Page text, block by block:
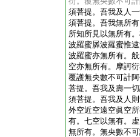
須菩提。吾我及人
須菩提。吾我無所
所知所見以無所有
波羅蜜羼波羅蜜惟
波羅蜜亦無所有。
空亦無所有。摩訶
覆護無央數不可計
菩提。吾我及壽一
須菩提。吾我及人
外空近空遠空眞空
有。七空以無有。
無所有。無央數不